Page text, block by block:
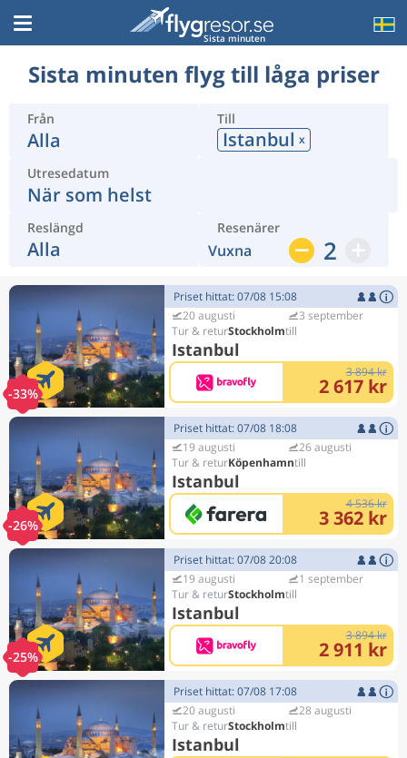
Sista minuten
Sista minuten flyg till låga priser
Från
Alla
Till
Istanbul x
Utresedatum
När som helst
Reslängd
Alla
Resenärer
Vuxna 2
-33%
Priset hittat: 07/08 15:08
20 augusti
Stockholm
Istanbul
3 september
3 894 kr
2 617 kr
-26%
Priset hittat: 07/08 18:08
19 augusti
Köpenhamn
Istanbul
26 augusti
4 536 kr
3 362 kr
-25%
Priset hittat: 07/08 20:08
19 augusti
Stockholm
Istanbul
1 september
3 894 kr
2 911 kr
Priset hittat: 07/08 17:08
20 augusti
Stockholm
Istanbul
28 augusti